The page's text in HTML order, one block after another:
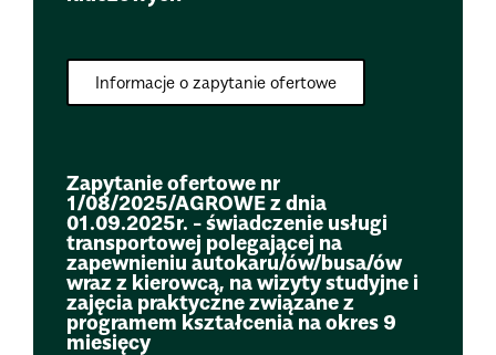
Informacje o zapytanie ofertowe
Zapytanie ofertowe nr
1/08/2025/AGROWE z dnia
01.09.2025r. - świadczenie usługi
transportowej polegającej na
zapewnieniu autokaru/ów/busa/ów
wraz z kierowcą, na wizyty studyjne i
zajęcia praktyczne związane z
programem kształcenia na okres 9
miesięcy